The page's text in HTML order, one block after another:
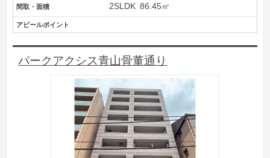
間取・面積 2SLDK 86.45㎡
アピールポイント
パークアクシス青山骨董通り